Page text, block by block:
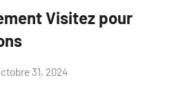
Visitez pour
31, 2024